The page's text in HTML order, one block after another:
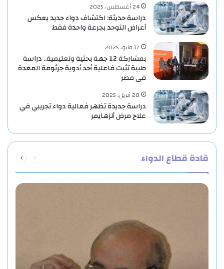
24 أغسطس، 2025
دراسة حديثة: اكتشاف دواء جديد يعكس
أعراض التوحد بجرعة واحدة فقط
17 مايو، 2025
بمشاركة 12 جهة بحثية وتعليمية.. دراسة
طبية تثبت فاعلية أحد أدوية جرثومة المعدة
فى مصر
20 أبريل، 2025
دراسة جديدة تظهر فعالية دواء تجريبي في
علاج مرض ألزهايمر
قادة قطاع الدواء الصفحةالصفحة